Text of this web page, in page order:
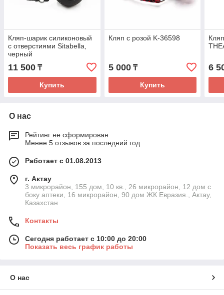
Кляп-шарик силиконовый
с отверстиями Sitabella,
черный
11 500 ₸
Купить
Кляп с розой K-36598
5 000₸
Купить
6
О нас
Рейтинг не сформирован
Менее 5 отзывов за последний год
Работает с 01.08.2013
г. Актау
3 микрорайон, 155 дом, 10 кв., 26 микрорайон, 12 дом с
боку аптеки, 16 микрорайон, 90 дом ЖК Евразия., Актау,
Казахстан
Контакты
Сегодня работает с 10:00 до 20:00
Показать весь график работы
О нас